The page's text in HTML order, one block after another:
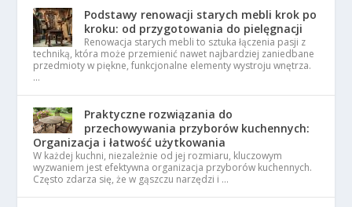
Podstawy renowacji starych mebli krok po
kroku: od przygotowania do pielęgnacji
Renowacja starych mebli to sztuka łączenia pasji z
techniką, która może przemienić nawet najbardziej zaniedbane
przedmioty w piękne, funkcjonalne elementy wystroju wnętrza.
…
Praktyczne rozwiązania do
przechowywania przyborów kuchennych:
Organizacja i łatwość użytkowania
W każdej kuchni, niezależnie od jej rozmiaru, kluczowym
wyzwaniem jest efektywna organizacja przyborów kuchennych.
Często zdarza się, że w gąszczu narzędzi i …